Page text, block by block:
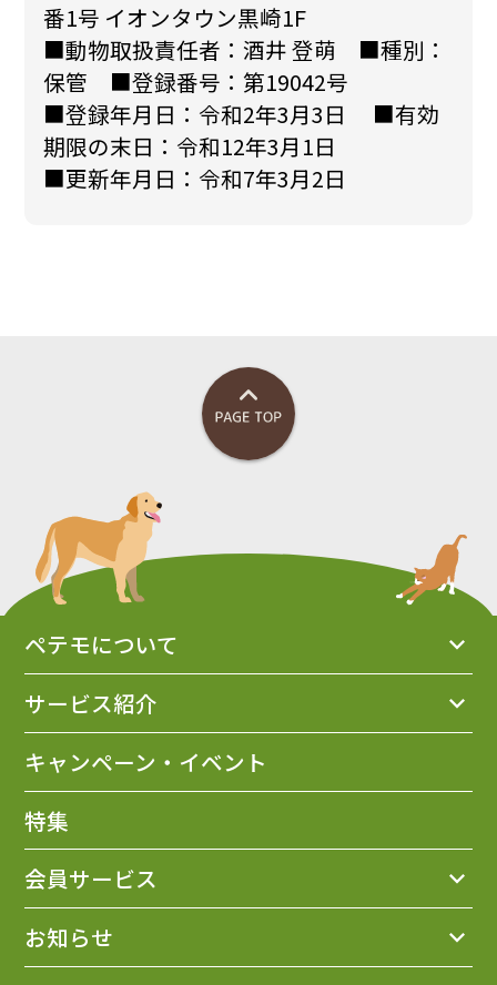
番1号 イオンタウン黒崎1F
■動物取扱責任者：酒井 登萌 ■種別：
保管 ■登録番号：第19042号
■登録年月日：令和2年3月3日 ■有効
期限の末日：令和12年3月1日
■更新年月日：令和7年3月2日
ペテモについて
サービス紹介
キャンペーン・イベント
特集
会員サービス
お知らせ